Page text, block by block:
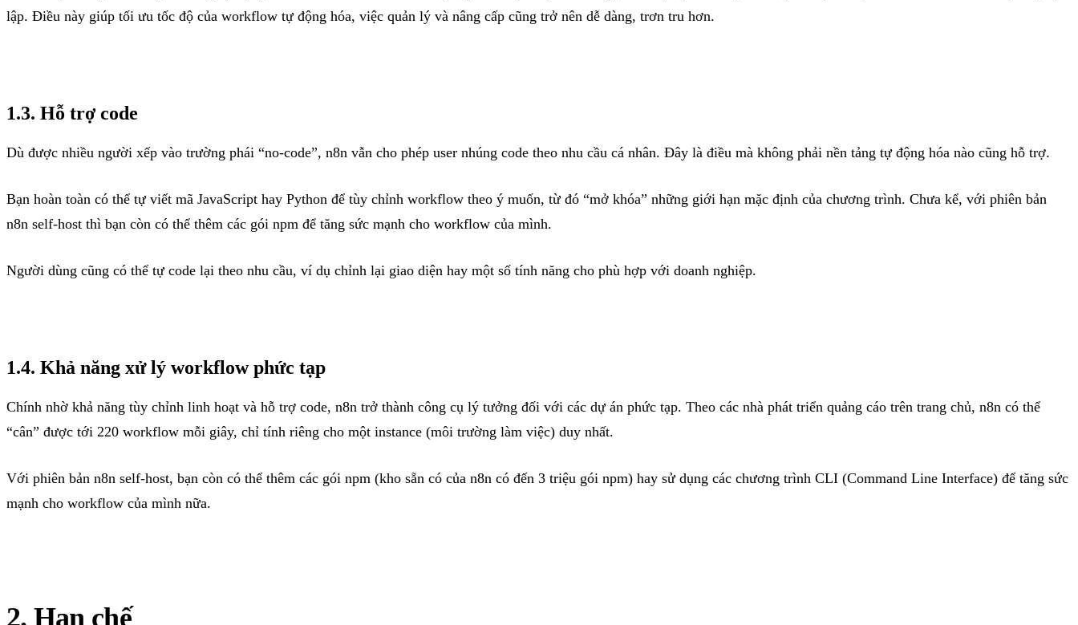
lập. Điều này giúp tối ưu tốc độ của workflow tự động hóa, việc quản lý và nâng cấp cũng trở nên dễ dàng, trơn tru hơn.
1.3. Hỗ trợ code
Dù được nhiều người xếp vào trường phái “no-code”, n8n vẫn cho phép user nhúng code theo nhu cầu cá nhân. Đây là điều mà không phải nền tảng tự động hóa nào cũng hỗ trợ.
Bạn hoàn toàn có thể tự viết mã JavaScript hay Python để tùy chỉnh workflow theo ý muốn, từ đó “mở khóa” những giới hạn mặc định của chương trình. Chưa kể, với phiên bản
n8n self-host thì bạn còn có thể thêm các gói npm để tăng sức mạnh cho workflow của mình.
Người dùng cũng có thể tự code lại theo nhu cầu, ví dụ chỉnh lại giao diện hay một số tính năng cho phù hợp với doanh nghiệp.
1.4. Khả năng xử lý workflow phức tạp
Chính nhờ khả năng tùy chỉnh linh hoạt và hỗ trợ code, n8n trở thành công cụ lý tưởng đối với các dự án phức tạp. Theo các nhà phát triển quảng cáo trên trang chủ, n8n có thể
“cân” được tới 220 workflow mỗi giây, chỉ tính riêng cho một instance (môi trường làm việc) duy nhất.
Với phiên bản n8n self-host, bạn còn có thể thêm các gói npm (kho sẵn có của n8n có đến 3 triệu gói npm) hay sử dụng các chương trình CLI (Command Line Interface) để tăng sức
mạnh cho workflow của mình nữa.
2. Hạn chế